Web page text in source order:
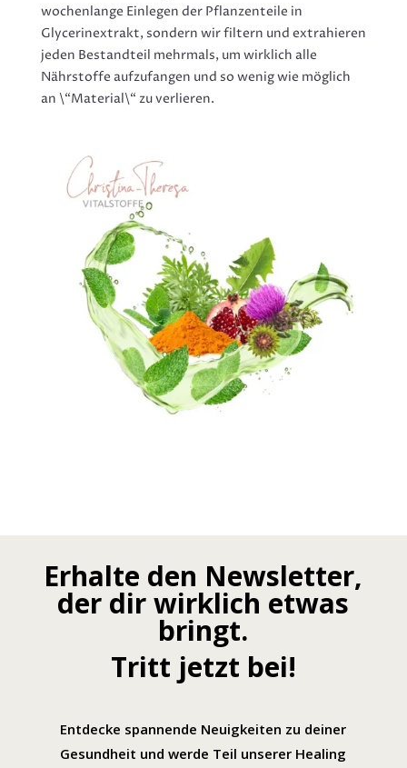
wochenlange Einlegen der Pflanzenteile in
Glycerinextrakt, sondern wir filtern und extrahieren
jeden Bestandteil mehrmals, um wirklich alle
Nährstoffe aufzufangen und so wenig wie möglich
an \“Material\“ zu verlieren.
Erhalte den Newsletter,
der dir wirklich etwas
bringt.
Tritt jetzt bei!
Entdecke spannende Neuigkeiten zu deiner
Gesundheit und werde Teil unserer Healing